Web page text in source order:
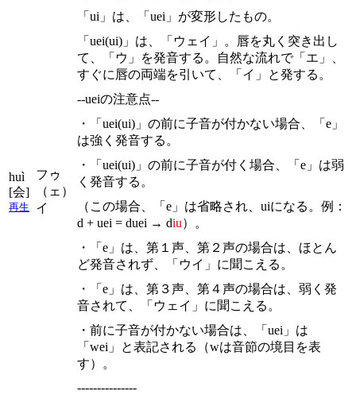
huì
[会]
再生
フゥ
（ェ）
イ
「ui」は、「uei」が変形したもの。
「uei(ui)」は、「ウェイ」。唇を丸く突き出し
て、「ウ」を発音する。自然な流れで「エ」、
すぐに唇の両端を引いて、「イ」と発する。
--ueiの注意点--
・「uei(ui)」の前に子音が付かない場合、「e」
は強く発音する。
・「uei(ui)」の前に子音が付く場合、「e」は弱
く発音する。
（この場合、「e」は省略され、uiになる。例：
d + uei = duei → diu）。
・「e」は、第１声、第２声の場合は、ほとん
ど発音されず、「ウイ」に聞こえる。
・「e」は、第３声、第４声の場合は、弱く発
音されて、「ウェイ」に聞こえる。
・前に子音が付かない場合は、「uei」は
「wei」と表記される（wは音節の境目を表
す）。
---------------